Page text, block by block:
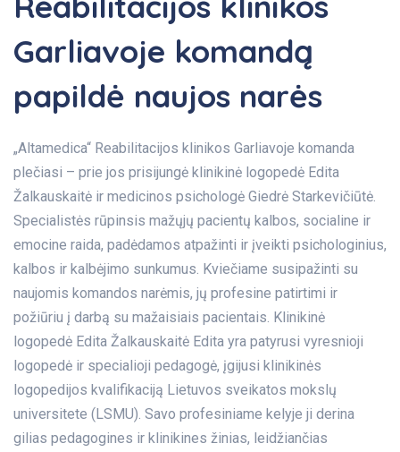
Garliavoje komandą
papildė naujos narės
„Altamedica“ Reabilitacijos klinikos Garliavoje komanda
plečiasi – prie jos prisijungė klinikinė logopedė Edita
Žalkauskaitė ir medicinos psichologė Giedrė Starkevičiūtė.
Specialistės rūpinsis mažųjų pacientų kalbos, socialine ir
emocine raida, padėdamos atpažinti ir įveikti psichologinius,
kalbos ir kalbėjimo sunkumus. Kviečiame susipažinti su
naujomis komandos narėmis, jų profesine patirtimi ir
požiūriu į darbą su mažaisiais pacientais. Klinikinė
logopedė Edita Žalkauskaitė Edita yra patyrusi vyresnioji
logopedė ir specialioji pedagogė, įgijusi klinikinės
logopedijos kvalifikaciją Lietuvos sveikatos mokslų
universitete (LSMU). Savo profesiniame kelyje ji derina
gilias pedagogines ir klinikines žinias, leidžiančias